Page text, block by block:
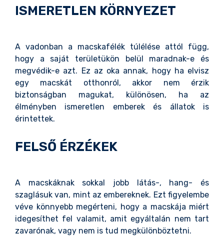
ISMERETLEN KÖRNYEZET
A vadonban a macskafélék túlélése attól függ,
hogy a saját területükön belül maradnak-e és
megvédik-e azt. Ez az oka annak, hogy ha elvisz
egy macskát otthonról, akkor nem érzik
biztonságban magukat, különösen, ha az
élményben ismeretlen emberek és állatok is
érintettek.
FELSŐ ÉRZÉKEK
A macskáknak sokkal jobb látás-, hang- és
szaglásuk van, mint az embereknek. Ezt figyelembe
véve könnyebb megérteni, hogy a macskája miért
idegesíthet fel valamit, amit egyáltalán nem tart
zavarónak, vagy nem is tud megkülönböztetni.